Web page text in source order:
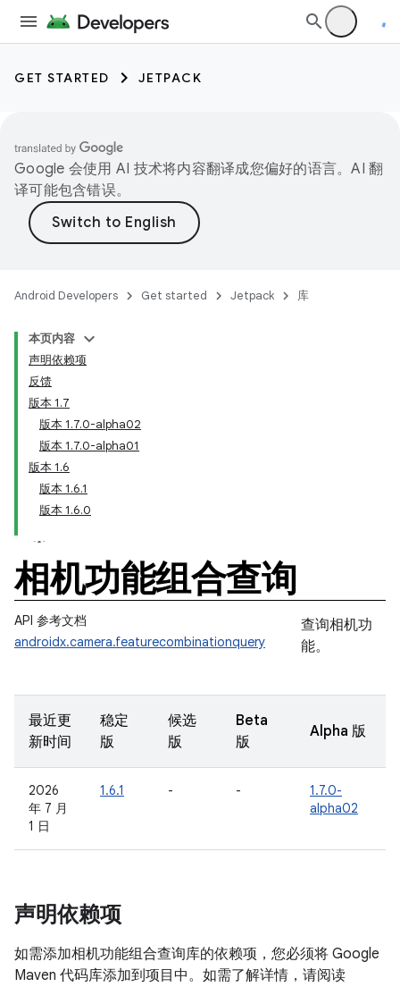
GET STARTED JETPACK
Google 会使用 AI 技术将内容翻译成您偏好的语言。AI 翻
译可能包含错误。
Android Developers Get started Jetpack 库
本页内容
声明依赖项
反馈
版本 1.7
版本 1.7.0-alpha02
版本 1.7.0-alpha01
版本 1.6
版本 1.6.1
版本 1.6.0
相机功能组合查询
API 参考文档
androidx.camera.featurecombinationquery
查询相机功
能。
最近更
新时间
稳定
版
候选
版
Beta
版
Alpha 版
2026
年 7 月
1 日
1.6.1 - -
1.7.0-
alpha02
声明依赖项
如需添加相机功能组合查询库的依赖项，您必须将 Google
Maven 代码库添加到项目中。如需了解详情，请阅读